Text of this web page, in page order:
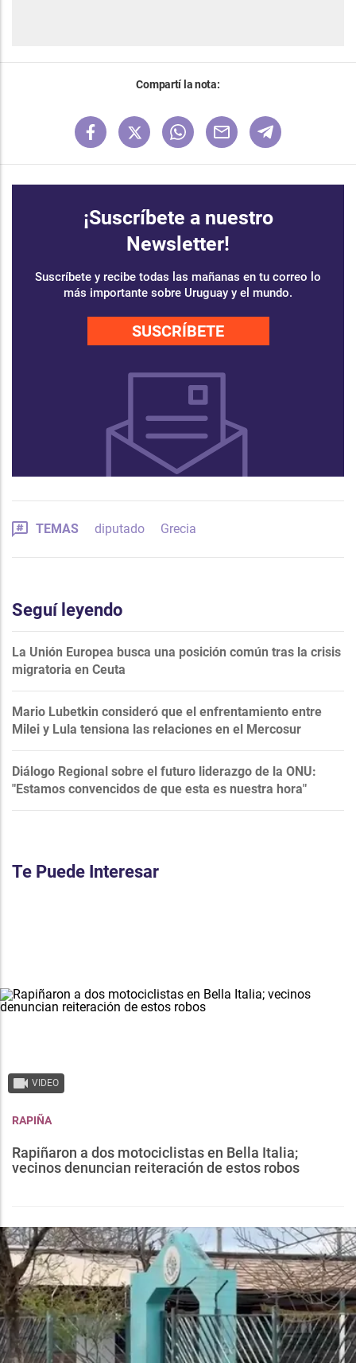
Compartí la nota:
¡Suscríbete a nuestro
Newsletter!
Suscríbete y recibe todas las mañanas en tu correo lo
más importante sobre Uruguay y el mundo.
SUSCRÍBETE
TEMAS diputado Grecia
Seguí leyendo
La Unión Europea busca una posición común tras la crisis
migratoria en Ceuta
Mario Lubetkin consideró que el enfrentamiento entre
Milei y Lula tensiona las relaciones en el Mercosur
Diálogo Regional sobre el futuro liderazgo de la ONU:
"Estamos convencidos de que esta es nuestra hora"
Te Puede Interesar
VIDEO
RAPIÑA
Rapiñaron a dos motociclistas en Bella Italia;
vecinos denuncian reiteración de estos robos